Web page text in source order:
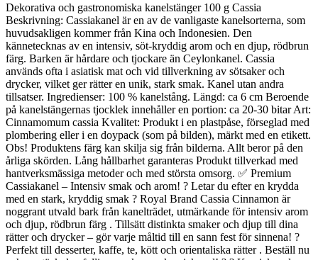
Dekorativa och gastronomiska kanelstänger 100 g Cassia
Beskrivning: Cassiakanel är en av de vanligaste kanelsorterna, som
huvudsakligen kommer från Kina och Indonesien. Den
kännetecknas av en intensiv, söt-kryddig arom och en djup, rödbrun
färg. Barken är hårdare och tjockare än Ceylonkanel. Cassia
används ofta i asiatisk mat och vid tillverkning av sötsaker och
drycker, vilket ger rätter en unik, stark smak. Kanel utan andra
tillsatser. Ingredienser: 100 % kanelstång. Längd: ca 6 cm Beroende
på kanelstängernas tjocklek innehåller en portion: ca 20-30 bitar Art:
Cinnamomum cassia Kvalitet: Produkt i en plastpåse, förseglad med
plombering eller i en doypack (som på bilden), märkt med en etikett.
Obs! Produktens färg kan skilja sig från bilderna. Allt beror på den
årliga skörden. Lång hållbarhet garanteras Produkt tillverkad med
hantverksmässiga metoder och med största omsorg. ✅ Premium
Cassiakanel – Intensiv smak och arom! ? Letar du efter en krydda
med en stark, kryddig smak ? Royal Brand Cassia Cinnamon är
noggrant utvald bark från kanelträdet, utmärkande för intensiv arom
och djup, rödbrun färg . Tillsätt distinkta smaker och djup till dina
rätter och drycker – gör varje måltid till en sann fest för sinnena! ?
Perfekt till desserter, kaffe, te, kött och orientaliska rätter . Beställ nu